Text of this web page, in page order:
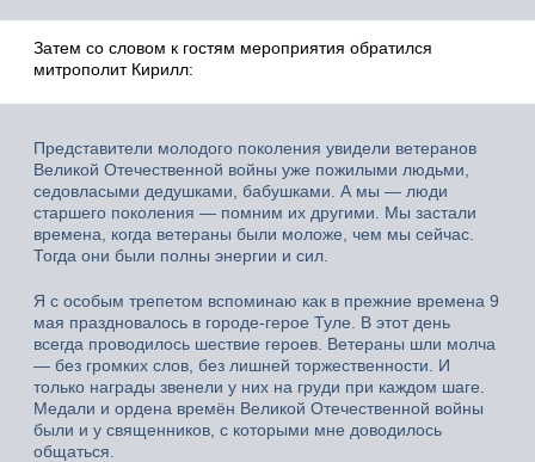
Затем со словом к гостям мероприятия обратился
митрополит Кирилл:
Представители молодого поколения увидели ветеранов
Великой Отечественной войны уже пожилыми людьми,
седовласыми дедушками, бабушками. А мы — люди
старшего поколения — помним их другими. Мы застали
времена, когда ветераны были моложе, чем мы сейчас.
Тогда они были полны энергии и сил.
Я с особым трепетом вспоминаю как в прежние времена 9
мая праздновалось в городе-герое Туле. В этот день
всегда проводилось шествие героев. Ветераны шли молча
— без громких слов, без лишней торжественности. И
только награды звенели у них на груди при каждом шаге.
Медали и ордена времён Великой Отечественной войны
были и у священников, с которыми мне доводилось
общаться.